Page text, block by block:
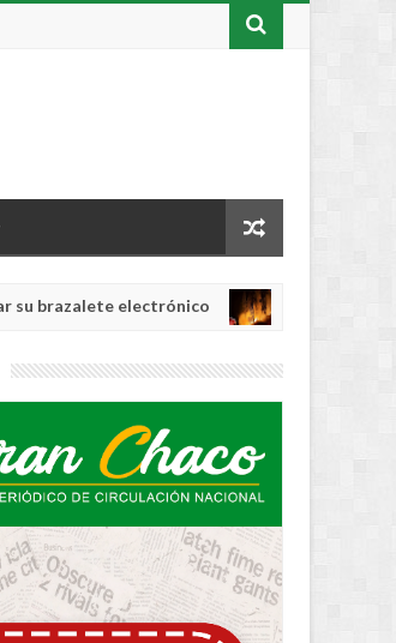
electrónico
20260
INTERNACIONAL